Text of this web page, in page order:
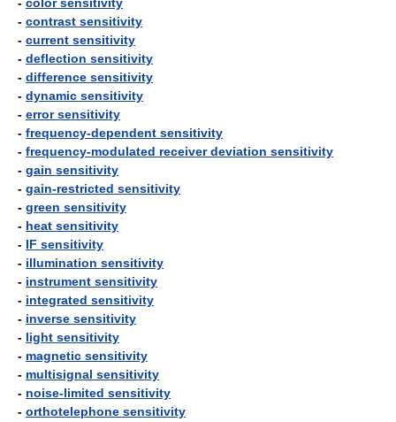
- contrast sensitivity
- current sensitivity
- deflection sensitivity
- difference sensitivity
- dynamic sensitivity
- error sensitivity
- frequency-dependent sensitivity
- frequency-modulated receiver deviation sensitivity
- gain sensitivity
- gain-restricted sensitivity
- green sensitivity
- heat sensitivity
- IF sensitivity
- illumination sensitivity
- instrument sensitivity
- integrated sensitivity
- inverse sensitivity
- light sensitivity
- magnetic sensitivity
- multisignal sensitivity
- noise-limited sensitivity
- orthotelephone sensitivity